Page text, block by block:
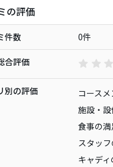
の評価
件数 0件
合評価
別の評価 コース
施設・
食事の
スタッ
キャデ